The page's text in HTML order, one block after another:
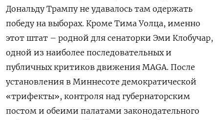
Дональду Трампу не удавалось там одержать
победу на выборах. Кроме Тима Уолца, именно
этот штат – родной для сенаторки Эми Клобучар,
одной из наиболее последовательных и
публичных критиков движения MAGA. После
установления в Миннесоте демократической
«трифекты», контроля над губернаторским
постом и обеими палатами законодательного